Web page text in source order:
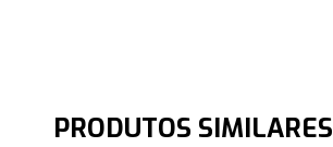
PRODUTOS SIMILARES